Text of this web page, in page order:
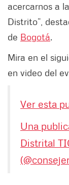
acercarnos a
Distrito”,
de Bogotá.
Mira en el
en video del
Ver esta
Una
Distrital